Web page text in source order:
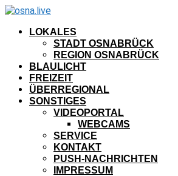
LOKALES
STADT OSNABRÜCK
REGION OSNABRÜCK
BLAULICHT
FREIZEIT
ÜBERREGIONAL
SONSTIGES
VIDEOPORTAL
WEBCAMS
SERVICE
KONTAKT
PUSH-NACHRICHTEN
IMPRESSUM